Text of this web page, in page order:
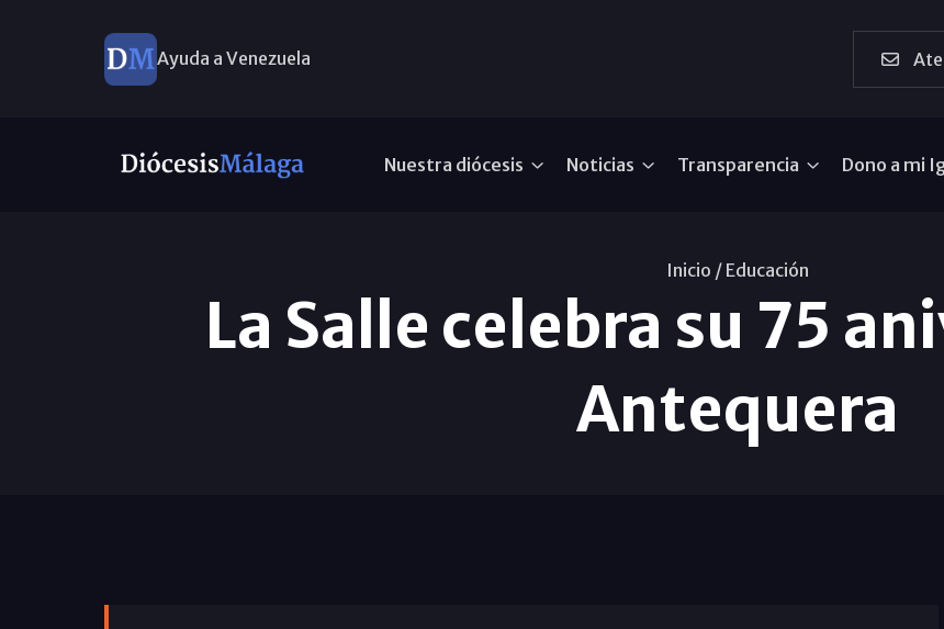
Ayuda a Venezuela
Nuestra diócesis Noticias Transparencia Dono a mi
Inicio / Educación
La Salle celebra su 75
Antequera